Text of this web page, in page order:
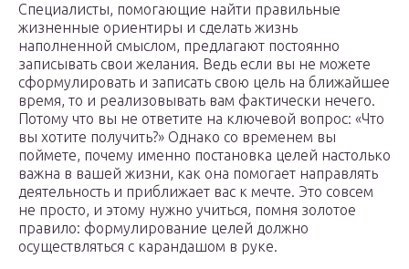
Специалисты, помогающие найти правильные
жизненные ориентиры и сделать жизнь
наполненной смыслом, предлагают постоянно
записывать свои желания. Ведь если вы не можете
сформулировать и записать свою цель на ближайшее
время, то и реализовывать вам фактически нечего.
Потому что вы не ответите на ключевой вопрос: «Что
вы хотите получить?» Однако со временем вы
поймете, почему именно постановка целей настолько
важна в вашей жизни, как она помогает направлять
деятельность и приближает вас к мечте. Это совсем
не просто, и этому нужно учиться, помня золотое
правило: формулирование целей должно
осуществляться с карандашом в руке.